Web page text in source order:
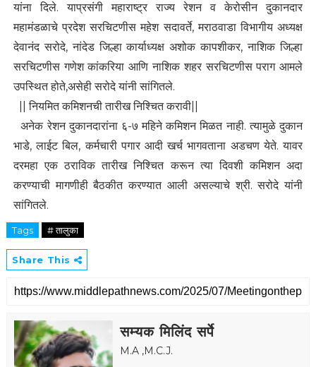
यांना दिले. याप्रसंगी महाराष्ट्र राज्य रेशन व केरोसीन दुकानदार
महामंडळाचे प्रदेश सरचिटणीस महेश सदावर्ते, मराठवाडा विभागीय अध्यक्ष
देवानंद सरोदे, नांदेड जिल्हा कार्याध्यक्ष अशोक कापशीकर, नाशिक जिल्हा
सरचिटणीस गणेश कांकरिया आणि नाशिक शहर सरचिटणीस पराग आमले
उपस्थित होते,असेही सरोदे यांनी सांगितले.
|| नियमित कमिशनची तारीख निश्चित करावी||
अनेक रेशन दुकानदारांना ६-७ महिने कमिशन मिळत नाही. त्यामुळे दुकान
भाडे, लाईट बिल, कर्मचारी पगार आदी खर्च भागवताना अडचण येते. यावर
दरमहा एक ठराविक तारीख निश्चित करून त्या दिवशी कमिशन अदा
करण्याची मागणीही बैठकीत करण्यात आली असल्याचे श्री. सरोदे यांनी
सांगितले.
Tags # तालुका
Share This
सम्यक मिलिंद सर्पे
M.A ,M.C.J.